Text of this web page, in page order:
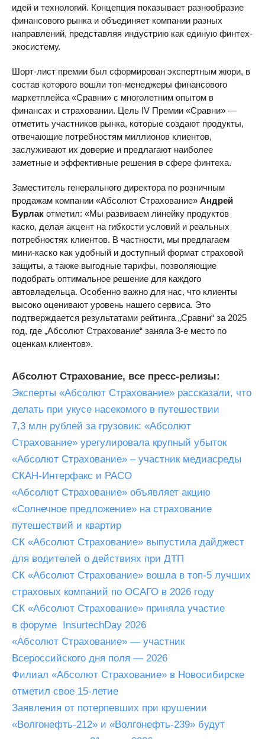
идей и технологий. Концепция показывает разнообразие
финансового рынка и объединяет компании разных
направлений, представляя индустрию как единую финтех-
экосистему.
Шорт-лист премии был сформирован экспертным жюри, в
состав которого вошли топ-менеджеры финансового
маркетплейса «Сравни» с многолетним опытом в
финансах и страховании. Цель IV Премии «Сравни» —
отметить участников рынка, которые создают продукты,
отвечающие потребностям миллионов клиентов,
заслуживают их доверие и предлагают наиболее
заметные и эффективные решения в сфере финтеха.
Заместитель генерального директора по розничным
продажам компании «Абсолют Страхование» Андрей
Бурлак отметил: «Мы развиваем линейку продуктов
каско, делая акцент на гибкости условий и реальных
потребностях клиентов. В частности, мы предлагаем
мини-каско как удобный и доступный формат страховой
защиты, а также выгодные тарифы, позволяющие
подобрать оптимальное решение для каждого
автовладельца. Особенно важно для нас, что клиенты
высоко оценивают уровень нашего сервиса. Это
подтверждается результатами рейтинга „Сравни“ за 2025
год, где „Абсолют Страхование“ заняла 3-е место по
оценкам клиентов».
Абсолют Страхование, все пресс-релизы:
Эксперты «Абсолют Страхование» рассказали, что
делать при укусе насекомого в путешествии
7,3 млн рублей за грузовик: «Абсолют
Страхование» урегулировала крупный убыток
«Абсолют Страхование» – участник медиасреды
СКАН-Интерфакс и РАСО
«Абсолют Страхование» объявляет акцию
«Солнечное предложение» на страхование
путешествий и квартир
СК «Абсолют Страхование» выпустила дайджест
для водителей о действиях при ДТП
СК «Абсолют Страхование» вошла в топ-5 лучших
страховых компаний по ОСАГО в 2026 году
СК «Абсолют Страхование» приняла участие
в форуме InsurtechDay 2026
«Абсолют Страхование» — участник
Всероссийского дня поля — 2026
Филиал «Абсолют Страхование» в Новосибирске
отметил свое 15-летие
Заявления от потерпевших при крушении
«Волгонефть-212» и «Волгонефть-239» будут